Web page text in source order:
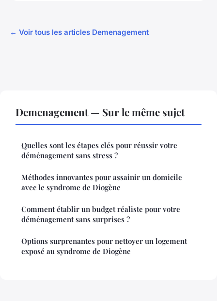
← Voir tous les articles Demenagement
Demenagement — Sur le même sujet
Quelles sont les étapes clés pour réussir votre
déménagement sans stress ?
Méthodes innovantes pour assainir un domicile
avec le syndrome de Diogène
Comment établir un budget réaliste pour votre
déménagement sans surprises ?
Options surprenantes pour nettoyer un logement
exposé au syndrome de Diogène